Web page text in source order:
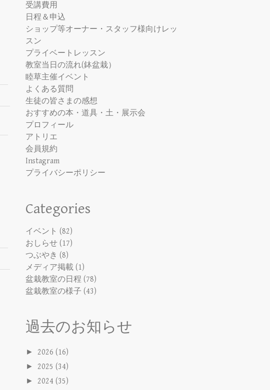
受講費用
日程＆申込
ショップ等オーナー・スタッフ様向けレッ
スン
プライベートレッスン
教室当日の流れ(鉢盆栽）
睦草主催イベント
よくある質問
生徒の皆さまの感想
おすすめの本・道具・土・展示会
プロフィール
アトリエ
会員規約
Instagram
プライバシーポリシー
Categories
イベント (82)
おしらせ (17)
つぶやき (8)
メディア掲載 (1)
盆栽教室の日程 (78)
盆栽教室の様子 (43)
過去のお知らせ
► 2026 (16)
► 2025 (34)
► 2024 (35)